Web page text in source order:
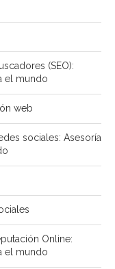
(SEO):
el mundo
web
sociales: Asesoría
Online:
el mundo